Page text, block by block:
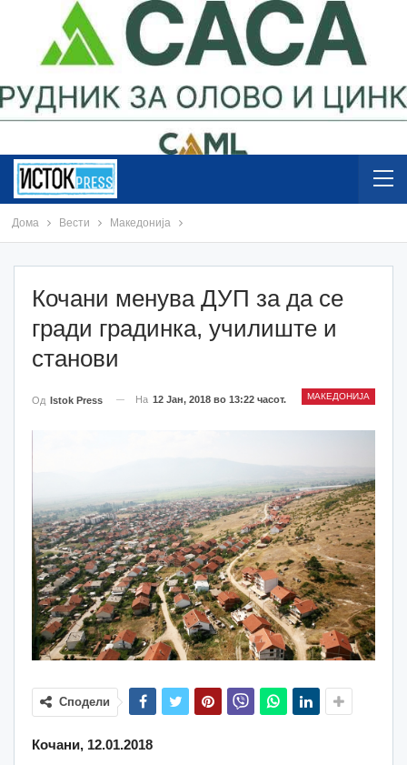
Дома Вести Македонија
Кочани менува ДУП за да се
гради градинка, училиште и
станови
МАКЕДОНИЈА
Од Istok Press На 12 Јан, 2018 во 13:22 часот.
Сподели
Кочани, 12.01.2018